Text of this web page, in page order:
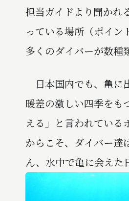
担当ガイドより聞かれ
っている場所（ポイン
多くのダイバーが数種
日本国内でも、亀に
暖差の激しい四季をも
える」と言われている
からこそ、ダイバー達
ん、水中で亀に会えた